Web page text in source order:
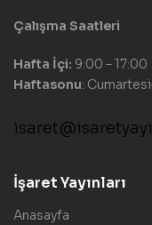
Çalışma Saatleri
Hafta İçi: 9:00 – 17:00
Haftasonu:
İşaret Yayınları
Anasayfa